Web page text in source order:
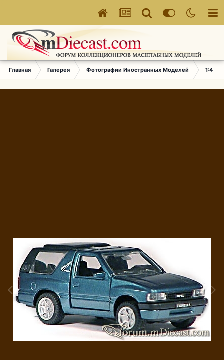
Главная Галерея Фотографии Иностранных Моделей 1:43